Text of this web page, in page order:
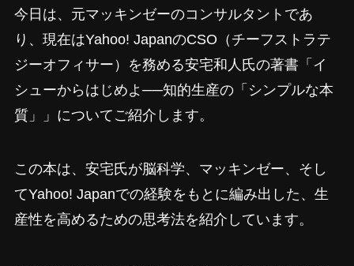
今日は、元マッキンゼーのコンサルタントであ
り、現在はYahoo! JapanのCSO（チーフストラテ
ジーオフィサー）を務める安宅和人氏の著書「イ
シューからはじめよ──知的生産の「シンプルな本
質」」についてご紹介します。
この本は、安宅氏が脳科学、マッキンゼー、そし
てYahoo! Japanでの経験をもとに編み出した、生
産性を高めるための思考法を紹介しています。